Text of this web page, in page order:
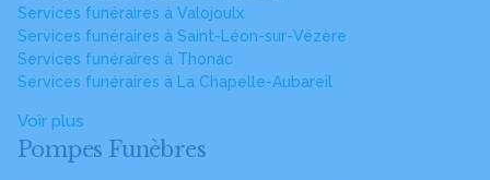
Services funéraires à Valojoulx
Services funéraires à Saint-Léon-sur-Vézère
Services funéraires à Thonac
Services funéraires à La Chapelle-Aubareil
Voir plus
Pompes Funèbres